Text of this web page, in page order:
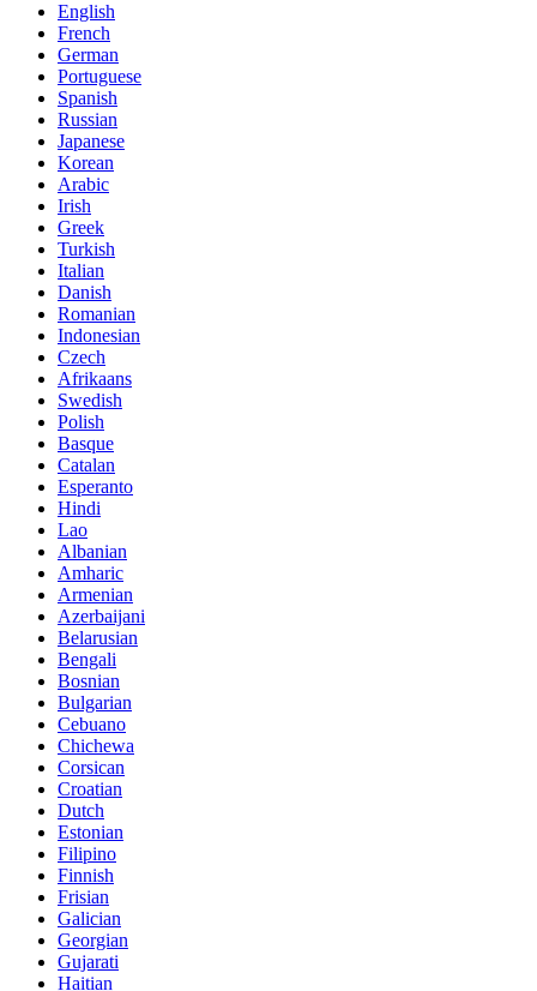
English
French
German
Portuguese
Spanish
Russian
Japanese
Korean
Arabic
Irish
Greek
Turkish
Italian
Danish
Romanian
Indonesian
Czech
Afrikaans
Swedish
Polish
Basque
Catalan
Esperanto
Hindi
Lao
Albanian
Amharic
Armenian
Azerbaijani
Belarusian
Bengali
Bosnian
Bulgarian
Cebuano
Chichewa
Corsican
Croatian
Dutch
Estonian
Filipino
Finnish
Frisian
Galician
Georgian
Gujarati
Haitian